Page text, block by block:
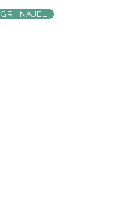
LAVANDE 500ML | LE SÉRAIL